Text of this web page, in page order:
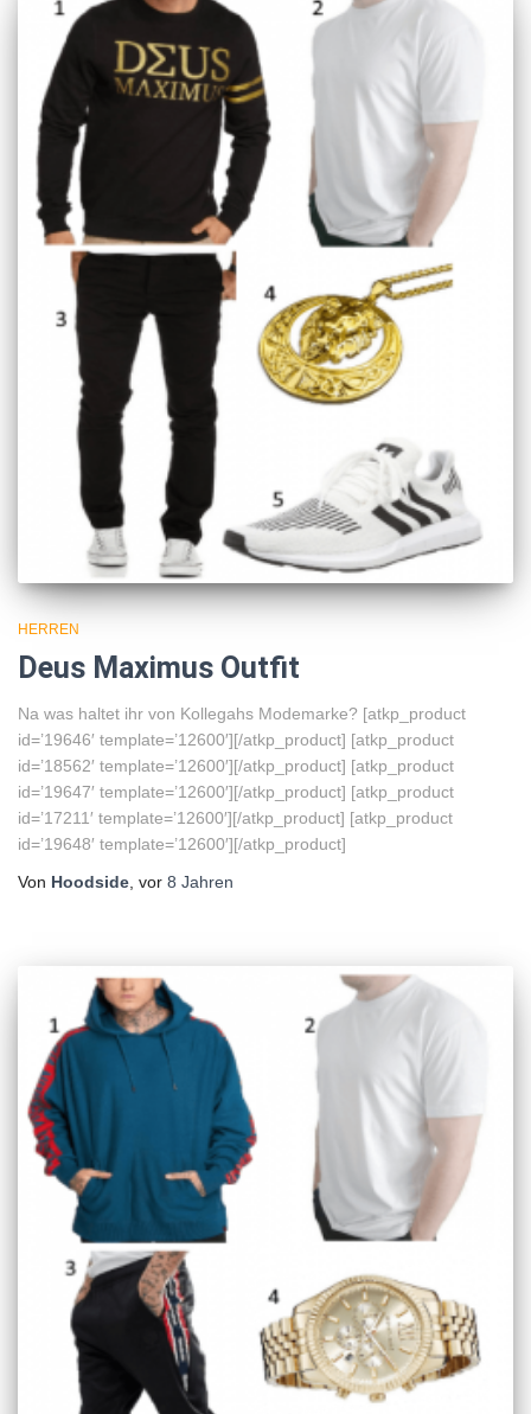
HERREN
Deus Maximus Outfit
Na was haltet ihr von Kollegahs Modemarke? [atkp_product
id=’19646′ template=’12600′][/atkp_product] [atkp_product
id=’18562′ template=’12600′][/atkp_product] [atkp_product
id=’19647′ template=’12600′][/atkp_product] [atkp_product
id=’17211′ template=’12600′][/atkp_product] [atkp_product
id=’19648′ template=’12600′][/atkp_product]
Von Hoodside, vor 8 Jahren